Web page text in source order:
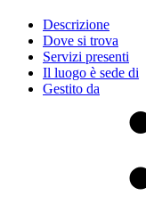
Descrizione
Dove si trova
Servizi presenti
Il luogo è sede di
Gestito da